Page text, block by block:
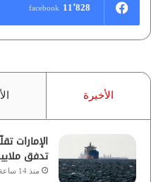
11٬828 facebook
الأخيرة
الإمارات
تدفق
منذ 14 ساعة